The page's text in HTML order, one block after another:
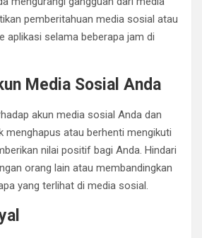
pemberitahuan media sosial atau
aplikasi selama beberapa jam di
Media Sosial Anda
akun media sosial Anda dan
menghapus atau berhenti mengikuti
nilai positif bagi Anda. Hindari
orang lain atau membandingkan
yang terlihat di media sosial.